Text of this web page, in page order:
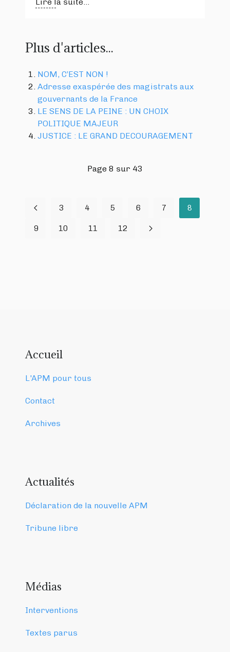
Plus d'articles...
NOM, C’EST NON !
Adresse exaspérée des magistrats aux
gouvernants de la France
LE SENS DE LA PEINE : UN CHOIX
POLITIQUE MAJEUR
JUSTICE : LE GRAND DECOURAGEMENT
Page 8 sur 43
3 4 5 6 7 8
9 10 11 12
Accueil
L'APM pour tous
Contact
Archives
Actualités
Déclaration de la nouvelle APM
Tribune libre
Médias
Interventions
Textes parus